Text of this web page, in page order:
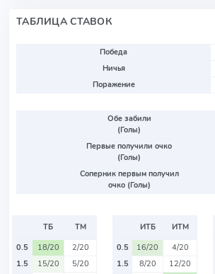
ТАБЛИЦА СТАВОК
Победа
Ничья
Поражение
Обе забили
(Голы)
Первые получили очко
(Голы)
Соперник первым получил
очко (Голы)
ТБ
ТМ
0.5
18/20
2/20
1.5
15/20
5/20
ИТБ
ИТМ
0.5
16/20
4/20
1.5
8/20
12/20